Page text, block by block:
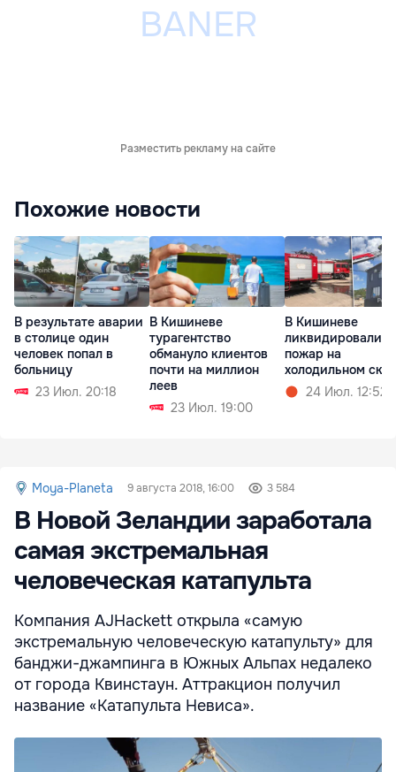
Разместить рекламу на сайте
Похожие новости
В результате аварии
в столице один
человек попал в
больницу
23 Июл. 20:18
В Кишиневе
турагентство
обмануло клиентов
почти на миллион
леев
23 Июл. 19:00
В Кишиневе
ликвидировали
пожар на
холодильном
24 Июл. 12:52
Moya-Planeta 9 августа 2018, 16:00 3 584
В Новой Зеландии заработала
самая экстремальная
человеческая катапульта
Компания AJHackett открыла «самую
экстремальную человеческую катапульту» для
банджи-джампинга в Южных Альпах недалеко
от города Квинстаун. Аттракцион получил
название «Катапульта Невиса».